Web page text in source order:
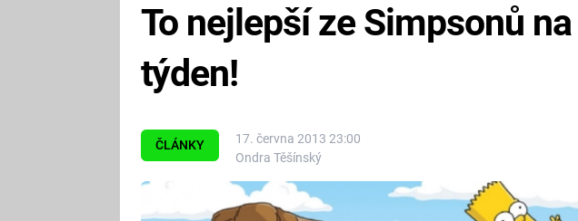
ČLÁNKY
17. června 2013 23:00
Ondra Těšínský
To nejlepší ze Simpsonů
týden!